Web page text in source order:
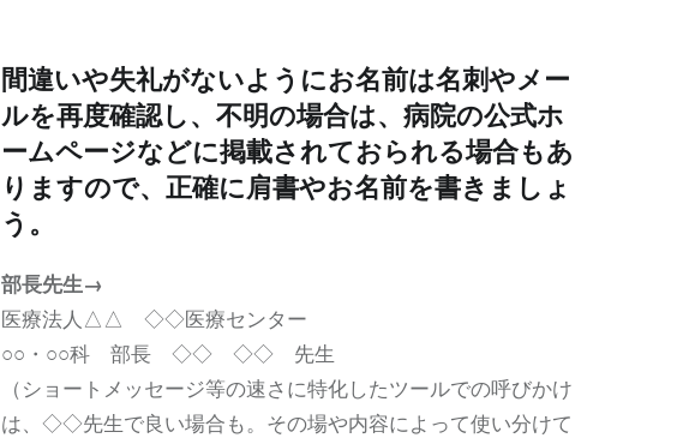
間違いや失礼がないようにお名前は名刺やメー
ルを再度確認し、不明の場合は、病院の公式ホ
ームページなどに掲載されておられる場合もあ
りますので、正確に肩書やお名前を書きましょ
う。
部長先生→
医療法人△△ ◇◇医療センター
○○・○○科 部長 ◇◇ ◇◇ 先生
（ショートメッセージ等の速さに特化したツールでの呼びかけ
は、◇◇先生で良い場合も。その場や内容によって使い分けて